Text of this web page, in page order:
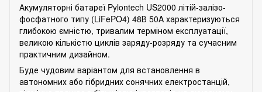
Акумуляторні батареї Pylontech US2000 літій-залізо-
фосфатного типу (LiFePO4) 48В 50A характеризуються
глибокою ємністю, тривалим терміном експлуатації,
великою кількістю циклів заряду-розряду та сучасним
практичним дизайном.
Буде чудовим варіантом для встановлення в
автономних або гібридних сонячних електростанцій,